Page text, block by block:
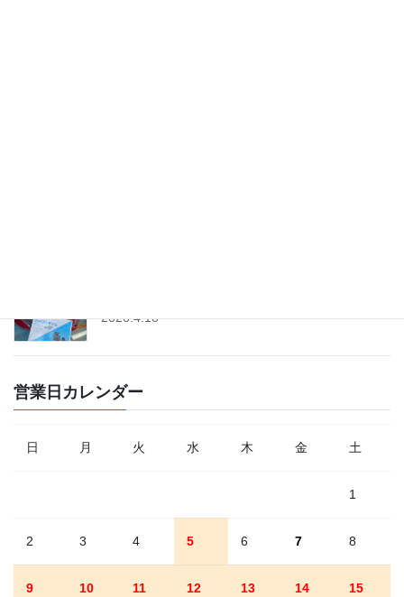
2026.4.18
営業日カレンダー
日 月 火 水 木 金 土
1
2 3 4 5 6 7 8
9 10 11 12 13 14 15